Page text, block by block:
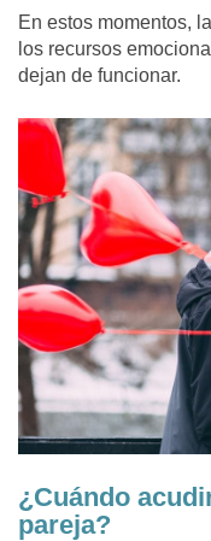
En estos momentos,
los recursos
dejan de funcionar.
¿Cuándo
pareja?